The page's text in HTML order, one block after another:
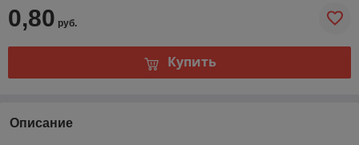
0,80 руб.
Купить
Описание